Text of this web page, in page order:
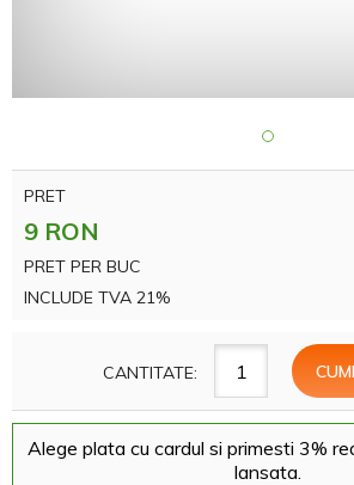
PRET
9 RON
PRET PER BUC
INCLUDE TVA 21%
CANTITATE:
Alege plata cu cardul si primesti 3%
lansata.